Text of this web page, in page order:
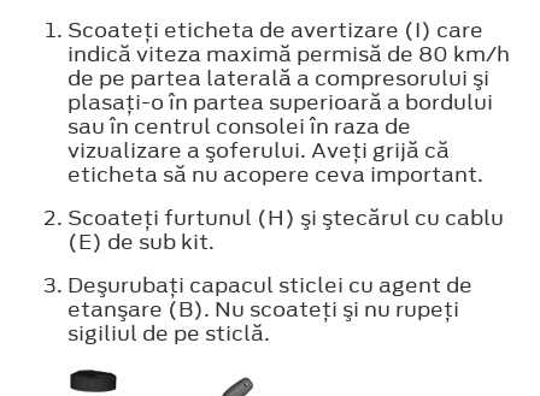
Scoateţi eticheta de avertizare (I) care
indică viteza maximă permisă de 80 km/h
de pe partea laterală a compresorului şi
plasaţi-o în partea superioară a bordului
sau în centrul consolei în raza de
vizualizare a şoferului. Aveţi grijă că
eticheta să nu acopere ceva important.
Scoateţi furtunul (H) şi ştecărul cu cablu
(E) de sub kit.
Deşurubaţi capacul sticlei cu agent de
etanşare (B). Nu scoateţi şi nu rupeţi
sigiliul de pe sticlă.